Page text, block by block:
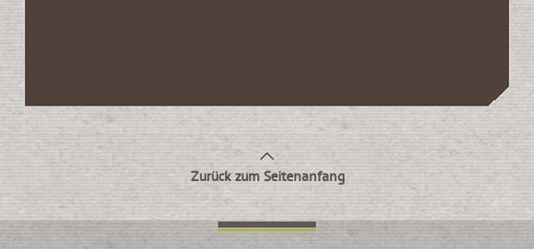
Zurück zum Seitenanfang